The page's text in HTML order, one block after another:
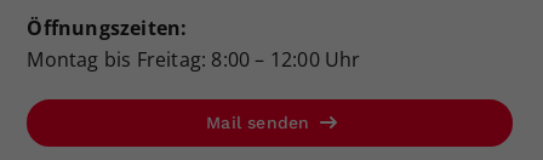
Öffnungszeiten:
Montag bis Freitag: 8:00 – 12:00 Uhr
Mail senden